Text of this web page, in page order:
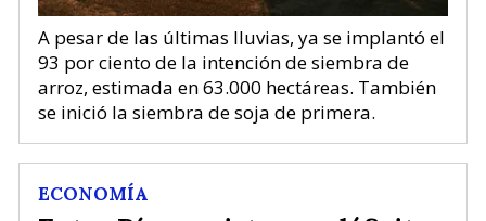
A pesar de las últimas lluvias, ya se implantó el
93 por ciento de la intención de siembra de
arroz, estimada en 63.000 hectáreas. También
se inició la siembra de soja de primera.
ECONOMÍA